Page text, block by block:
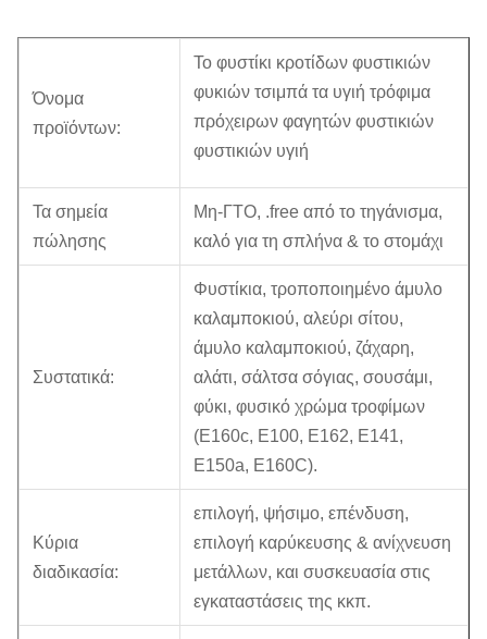
Όνομα
προϊόντων:
Το φυστίκι κροτίδων φυστικιών
φυκιών τσιμπά τα υγιή τρόφιμα
πρόχειρων φαγητών φυστικιών
φυστικιών υγιή
Τα σημεία
πώλησης
Μη-ΓΤΟ, .free από το τηγάνισμα,
καλό για τη σπλήνα & το στομάχι
Συστατικά:
Φυστίκια, τροποποιημένο άμυλο
καλαμποκιού, αλεύρι σίτου,
άμυλο καλαμποκιού, ζάχαρη,
αλάτι, σάλτσα σόγιας, σουσάμι,
φύκι, φυσικό χρώμα τροφίμων
(E160c, E100, E162, E141,
E150a, E160C).
Κύρια
διαδικασία:
επιλογή, ψήσιμο, επένδυση,
επιλογή καρύκευσης & ανίχνευση
μετάλλων, και συσκευασία στις
εγκαταστάσεις της κκπ.